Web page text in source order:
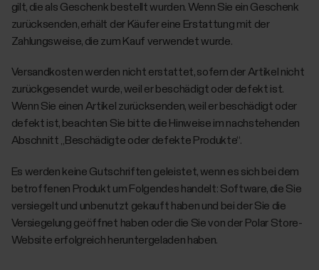
gilt, die als Geschenk bestellt wurden. Wenn Sie ein Geschenk
zurücksenden, erhält der Käufer eine Erstattung mit der
Zahlungsweise, die zum Kauf verwendet wurde.
Versandkosten werden nicht erstattet, sofern der Artikel nicht
zurückgesendet wurde, weil er beschädigt oder defekt ist.
Wenn Sie einen Artikel zurücksenden, weil er beschädigt oder
defekt ist, beachten Sie bitte die Hinweise im nachstehenden
Abschnitt „Beschädigte oder defekte Produkte“.
Es werden keine Gutschriften geleistet, wenn es sich bei dem
betroffenen Produkt um Folgendes handelt: Software, die Sie
versiegelt und unbenutzt gekauft haben und bei der Sie die
Versiegelung geöffnet haben oder die Sie von der Polar Store-
Website erfolgreich heruntergeladen haben.